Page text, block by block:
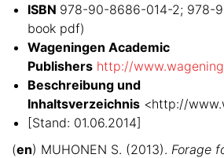
ISBN 978-90-8686-014-2; 978-
book pdf)
Wageningen Academic
Publishers http://
Beschreibung und
Inhaltsverzeichnis <http://
[Stand: 01.06.2014]
(en) MUHONEN S. (2013). Forage